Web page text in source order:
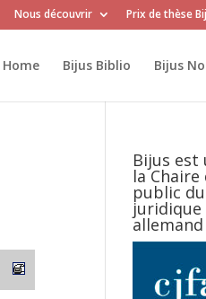
Nous découvrir Prix de thèse
Home Bijus Biblio Bijus
Bijus est
la
public
juridique
allemand